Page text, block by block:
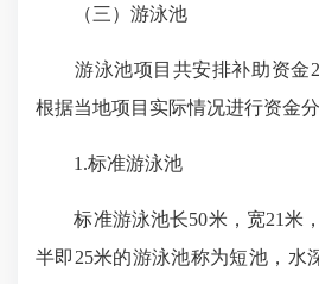
（三）游泳池
游泳池项目共安排补助资金
根据当地项目实际情况进行资金
1.标准游泳池
标准游泳池长50米，宽21米
半即25米的游泳池称为短池，水